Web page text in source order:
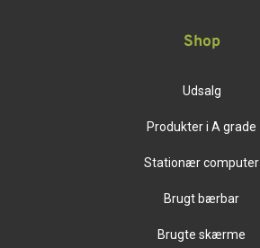
Shop
Udsalg
Produkter i A grade
Stationær computer
Brugt bærbar
Brugte skærme